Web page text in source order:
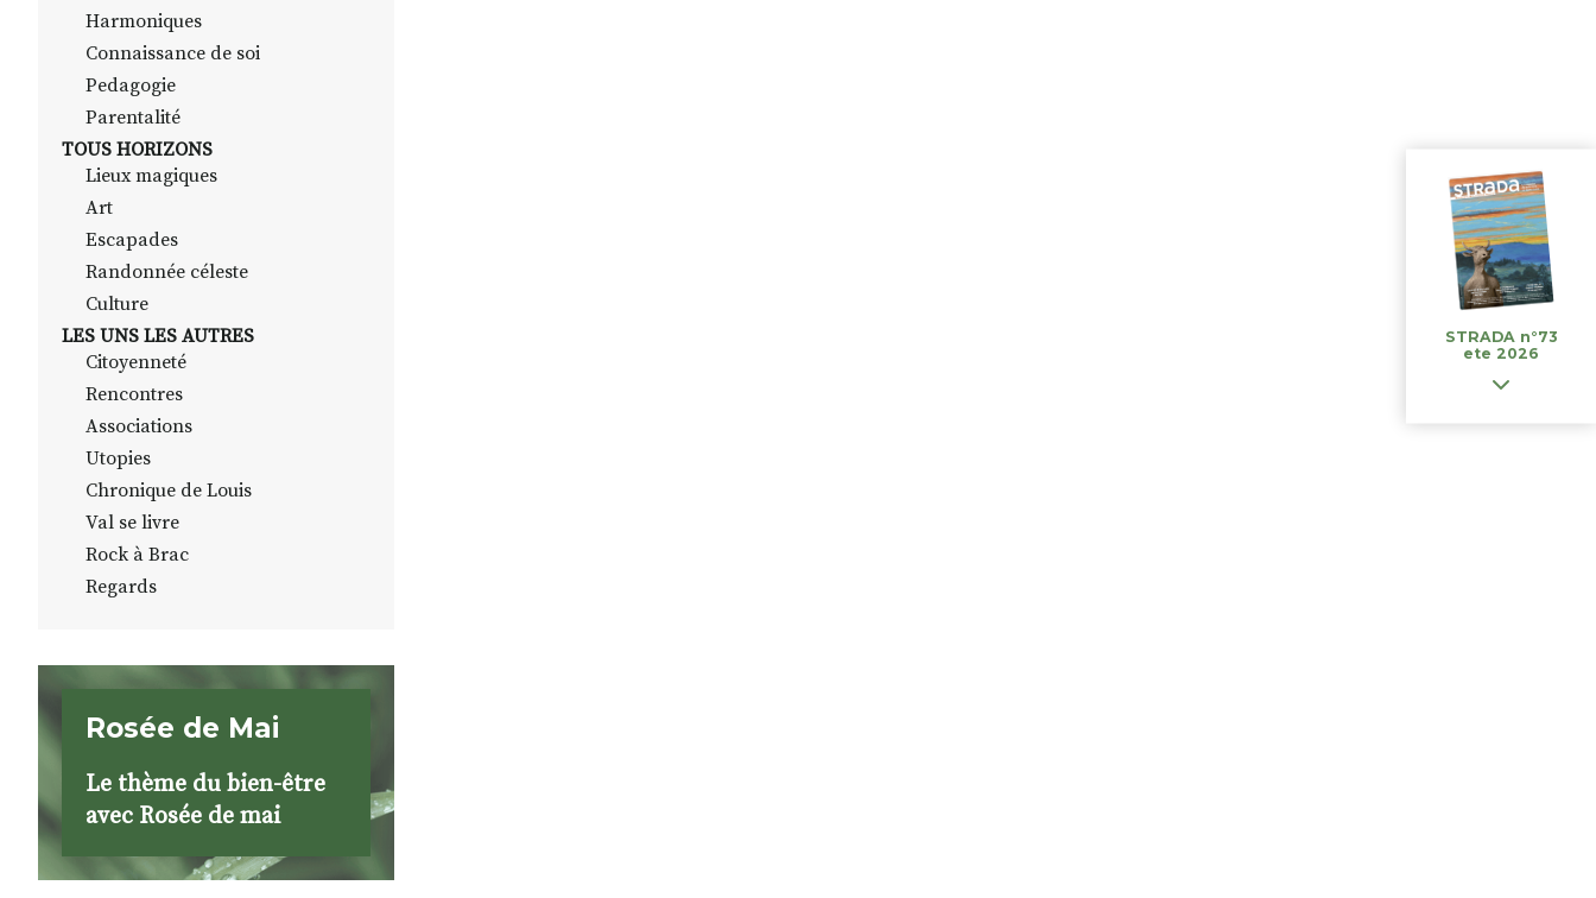
Harmoniques
Connaissance de soi
Pedagogie
Parentalité
TOUS HORIZONS
Lieux magiques
Art
Escapades
Randonnée céleste
Culture
LES UNS LES AUTRES
Citoyenneté
Rencontres
Associations
Utopies
Chronique de Louis
Val se livre
Rock à Brac
Regards
Rosée de Mai
Le thème du bien-être
avec Rosée de mai
STRADA n°73
ete 2026